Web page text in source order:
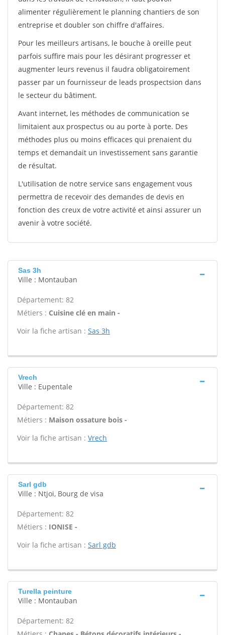
alimenter régulièrement le planning chantiers de son
entreprise et doubler son chiffre d'affaires.
Pour les meilleurs artisans, le bouche à oreille peut
parfois suffire mais pour les désirant progresser et
augmenter leurs revenus il faudra obligatoirement
passer par un fournisseur de leads prospectsion dans
le secteur du bâtiment.
Avant internet, les méthodes de communication se
limitaient aux prospectus ou au porte à porte. Des
méthodes plus ou moins efficaces qui prenaient du
temps et demandait un investissement sans garantie
de résultat.
L'utilisation de notre service sans engagement vous
permettra de recevoir des demandes de devis en
fonction des creux de votre activité et ainsi assurer un
avenir à votre société.
Sas 3h
Ville : Montauban
Département: 82
Métiers : Cuisine clé en main -
Voir la fiche artisan : Sas 3h
Vrech
Ville : Eupentale
Département: 82
Métiers : Maison ossature bois -
Voir la fiche artisan : Vrech
Sarl gdb
Ville : Ntjoi, Bourg de visa
Département: 82
Métiers : IONISE -
Voir la fiche artisan : Sarl gdb
Turella peinture
Ville : Montauban
Département: 82